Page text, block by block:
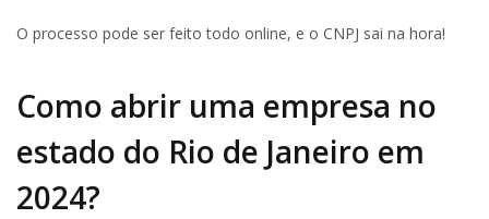
O processo pode ser feito todo online, e o CNPJ sai na hora!
Como abrir uma empresa no
estado do Rio de Janeiro em
2024?